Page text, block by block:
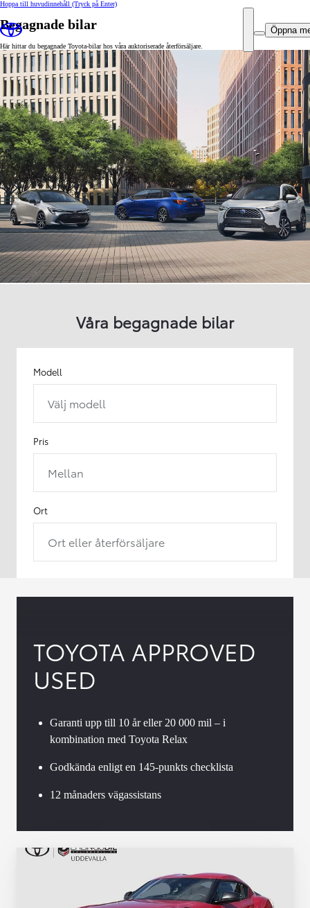
Hoppa till huvudinnehåll (Tryck på Enter)
Öppna
Begagnade bilar
Här hittar du begagnade Toyota-bilar hos våra auktoriserade återförsäljare.
Våra begagnade bilar
Modell
Välj modell
Pris
Mellan
Ort
Ort eller återförsäljare
TOYOTA APPROVED
USED
Garanti upp till 10 år eller 20 000 mil – i
kombination med Toyota Relax
Godkända enligt en 145-punkts checklista
12 månaders vägassistans